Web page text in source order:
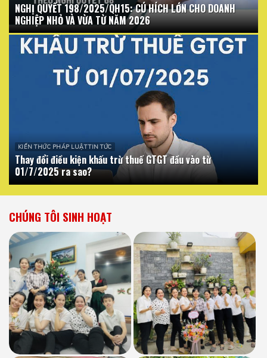
NGHỊ QUYẾT 198/2025/QH15: CÚ HÍCH LỚN CHO DOANH
NGHIỆP NHỎ VÀ VỪA TỪ NĂM 2026
KIẾN THỨC PHÁP LUẬT TIN TỨC
Thay đổi điều kiện khấu trừ thuế GTGT đầu vào từ
01/7/2025 ra sao?
CHÚNG TÔI SINH HOẠT